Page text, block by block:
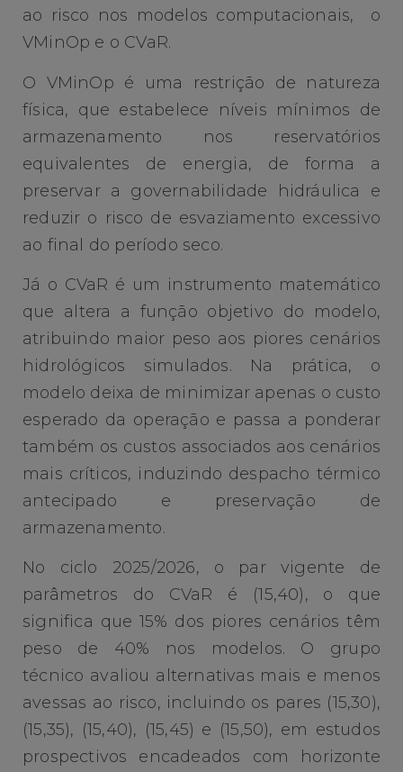
ao risco nos modelos computacionais, o
VMinOp e o CVaR.
O VMinOp é uma restrição de natureza
física, que estabelece níveis mínimos de
armazenamento nos reservatórios
equivalentes de energia, de forma a
preservar a governabilidade hidráulica e
reduzir o risco de esvaziamento excessivo
ao final do período seco.
Já o CVaR é um instrumento matemático
que altera a função objetivo do modelo,
atribuindo maior peso aos piores cenários
hidrológicos simulados. Na prática, o
modelo deixa de minimizar apenas o custo
esperado da operação e passa a ponderar
também os custos associados aos cenários
mais críticos, induzindo despacho térmico
antecipado e preservação de
armazenamento.
No ciclo 2025/2026, o par vigente de
parâmetros do CVaR é (15,40), o que
significa que 15% dos piores cenários têm
peso de 40% nos modelos. O grupo
técnico avaliou alternativas mais e menos
avessas ao risco, incluindo os pares (15,30),
(15,35), (15,40), (15,45) e (15,50), em estudos
prospectivos encadeados com horizonte